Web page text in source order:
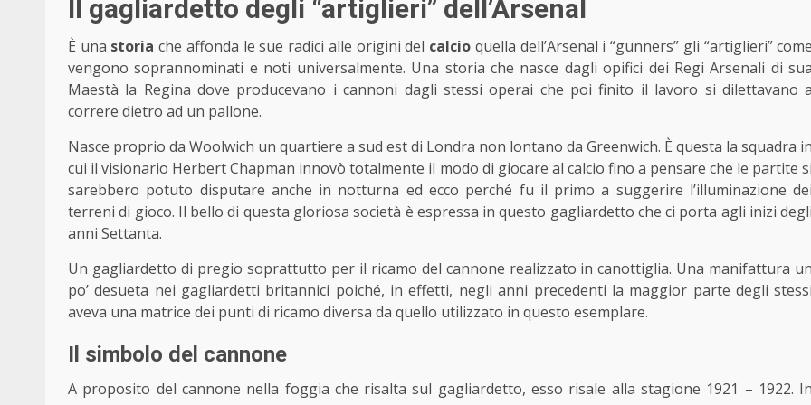
Il gagliardetto degli “artiglieri” dell’Arsenal
È una storia che affonda le sue radici alle origini del calcio quella dell’Arsenal i “gunners” gli “artiglieri” come
vengono soprannominati e noti universalmente. Una storia che nasce dagli opifici dei Regi Arsenali di sua
Maestà la Regina dove producevano i cannoni dagli stessi operai che poi finito il lavoro si dilettavano a
correre dietro ad un pallone.
Nasce proprio da Woolwich un quartiere a sud est di Londra non lontano da Greenwich. È questa la squadra in
cui il visionario Herbert Chapman innovò totalmente il modo di giocare al calcio fino a pensare che le partite si
sarebbero potuto disputare anche in notturna ed ecco perché fu il primo a suggerire l’illuminazione dei
terreni di gioco. Il bello di questa gloriosa società è espressa in questo gagliardetto che ci porta agli inizi degli
anni Settanta.
Un gagliardetto di pregio soprattutto per il ricamo del cannone realizzato in canottiglia. Una manifattura un
po’ desueta nei gagliardetti britannici poiché, in effetti, negli anni precedenti la maggior parte degli stessi
aveva una matrice dei punti di ricamo diversa da quello utilizzato in questo esemplare.
Il simbolo del cannone
A proposito del cannone nella foggia che risalta sul gagliardetto, esso risale alla stagione 1921 – 1922. In